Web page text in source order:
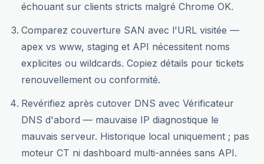
échouant sur clients stricts malgré Chrome OK.
Comparez couverture SAN avec l'URL visitée —
apex vs www, staging et API nécessitent noms
explicites ou wildcards. Copiez détails pour tickets
renouvellement ou conformité.
Revérifiez après cutover DNS avec Vérificateur
DNS d'abord — mauvaise IP diagnostique le
mauvais serveur. Historique local uniquement ; pas
moteur CT ni dashboard multi-années sans API.